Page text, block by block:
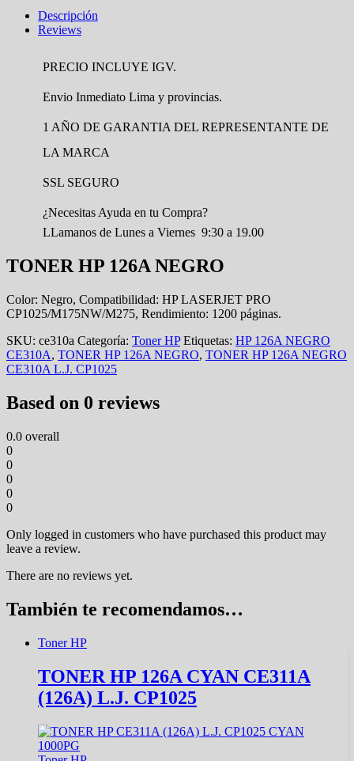
Descripción
Reviews
PRECIO INCLUYE IGV.
Envio Inmediato Lima y provincias.
1 AÑO DE GARANTIA DEL REPRESENTANTE DE
LA MARCA
SSL SEGURO
¿Necesitas Ayuda en tu Compra?
LLamanos de Lunes a Viernes 9:30 a 19.00
TONER HP 126A NEGRO
Color: Negro, Compatibilidad: HP LASERJET PRO
CP1025/M175NW/M275, Rendimiento: 1200 páginas.
SKU: ce310a Categoría: Toner HP Etiquetas: HP 126A NEGRO
CE310A, TONER HP 126A NEGRO, TONER HP 126A NEGRO
CE310A L.J. CP1025
Based on 0 reviews
0.0 overall
0
0
0
0
0
Only logged in customers who have purchased this product may
leave a review.
There are no reviews yet.
También te recomendamos…
Toner HP
TONER HP 126A CYAN CE311A
(126A) L.J. CP1025